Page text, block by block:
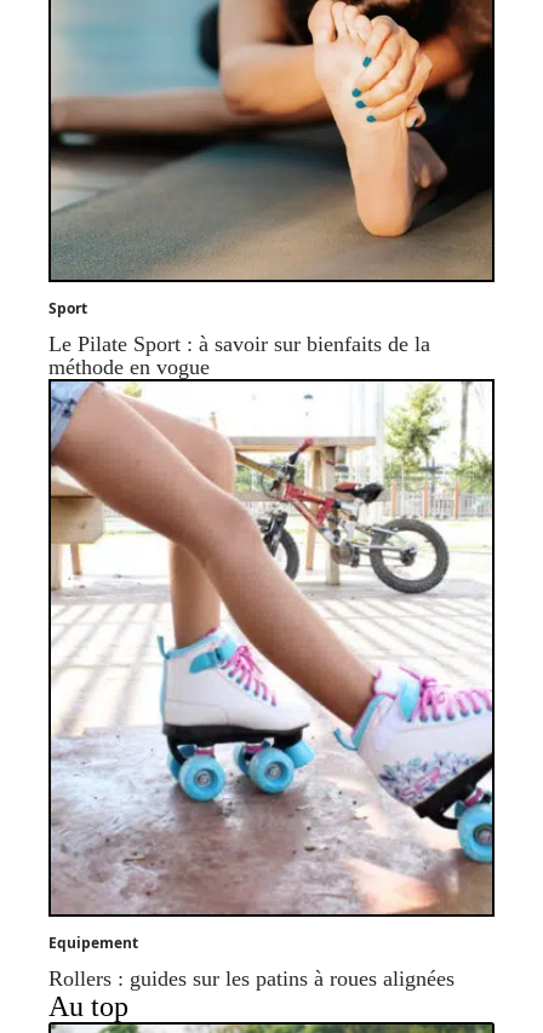
Sport
Le Pilate Sport : à savoir sur bienfaits de la
méthode en vogue
Equipement
Rollers : guides sur les patins à roues alignées
Au top